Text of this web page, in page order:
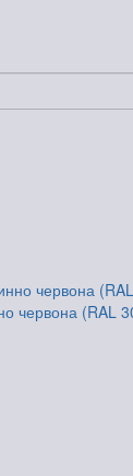
червона (RAL